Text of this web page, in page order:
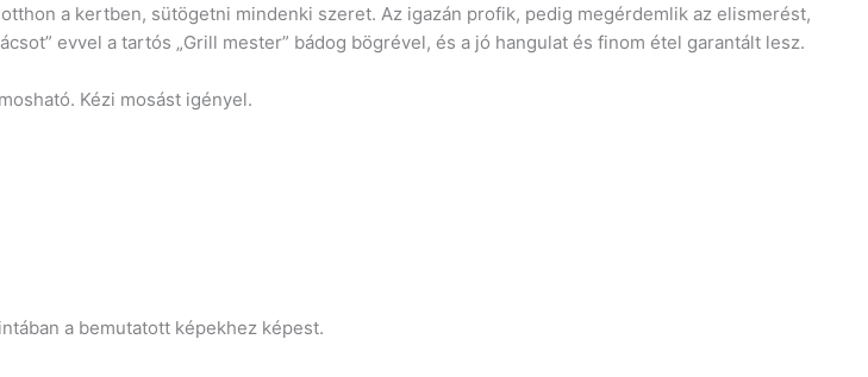
a kertben, sütögetni mindenki szeret. Az igazán profik, pedig megérdemlik az elismerést,
evvel a tartós „Grill mester” bádog bögrével, és a jó hangulat és finom étel garantált lesz.
Kézi mosást igényel.
a bemutatott képekhez képest.